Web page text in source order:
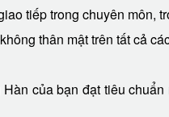
tiếp trong chuyên môn,
thân mật trên tất cả
của bạn đạt tiêu